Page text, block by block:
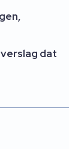
dat